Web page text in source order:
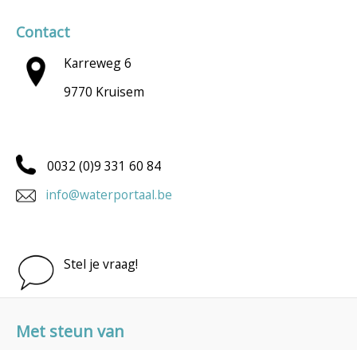
Contact
Karreweg 6
9770 Kruisem
0032 (0)9 331 60 84
info@waterportaal.be
Stel je vraag!
Met steun van